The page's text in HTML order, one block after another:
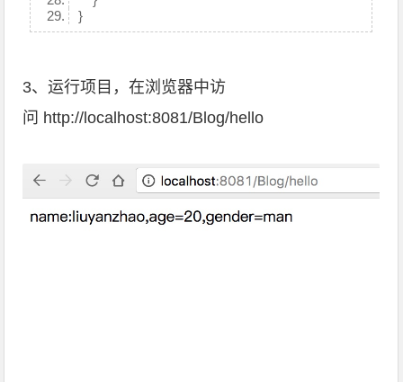
}
3、运行项目，在浏览器中访
问 http://localhost:8081/Blog/hello